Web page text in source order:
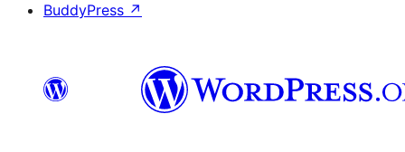
BuddyPress ↗